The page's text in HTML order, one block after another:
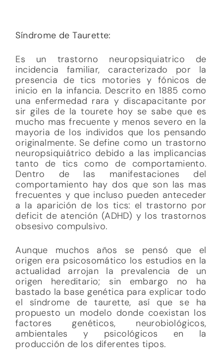
Síndrome de Taurette:
Es un trastorno neuropsiquiatrico de
incidencia familiar, caracterizado por la
presencia de tics motories y fónicos de
inicio en la infancia. Descrito en 1885 como
una enfermedad rara y discapacitante por
sir giles de la tourete hoy se sabe que es
mucho mas frecuente y menos severo en la
mayoria de los individos que los pensando
originalmente. Se define como un trastorno
neuropsiquiátrico debido a las implicancias
tanto de tics como de comportamiento.
Dentro de las manifestaciones del
comportamiento hay dos que son las mas
frecuentes y que incluso pueden anteceder
a la aparición de los tics: el trastorno por
deficit de atención (ADHD) y los trastornos
obsesivo compulsivo.
Aunque muchos años se pensó que el
origen era psicosomático los estudios en la
actualidad arrojan la prevalencia de un
origen hereditario; sin embargo no ha
bastado la base genética para explicar todo
el síndrome de taurette, así que se ha
propuesto un modelo donde coexistan los
factores genéticos, neurobiológicos,
ambientales y psicológicos en la
producción de los diferentes tipos.